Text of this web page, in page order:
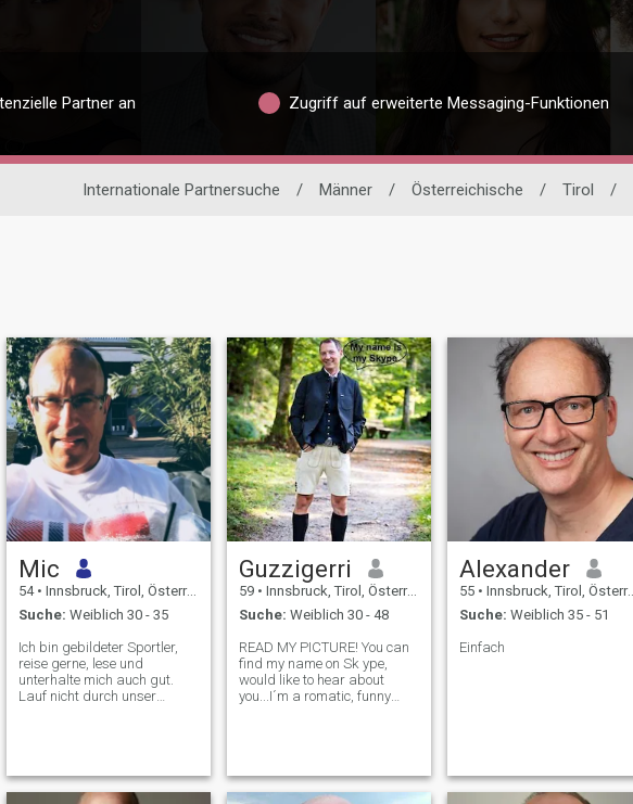
Partner an Zugriff auf erweiterte Messaging-Funktionen
Internationale Partnersuche / Männer / Österreichische / Tirol /
Mic
54 • Innsbruck, Tirol, Österreich
Suche: Weiblich 30 - 35
Ich bin gebildeter Sportler,
reise gerne, lese und
unterhalte mich auch gut.
Lauf nicht durch unser
Guzzigerri
59 • Innsbruck, Tirol, Österreich
Suche: Weiblich 30 - 48
READ MY PICTURE! You can
find my name on Sk ype,
would like to hear about
you...I´m a romatic, funny
world, and it seems this
dream comes true the next
Alexander
55 • Innsbruck, Tirol, Österreich
Suche: Weiblich 35 - 51
Einfach